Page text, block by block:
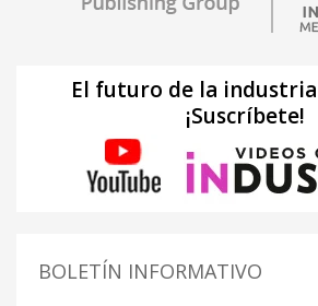
El futuro de la
¡Suscríbete!
BOLETÍN INFORMATIVO